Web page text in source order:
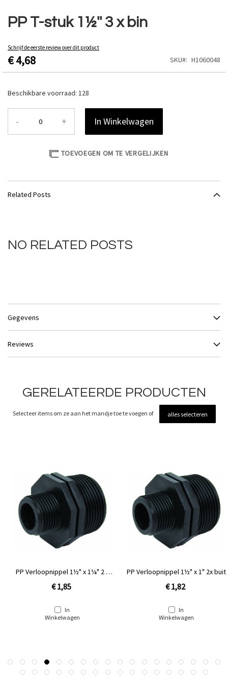
PP T-stuk 1½'' 3 x bin
Schrijf de eerste review over dit product
€ 4,68 SKU H1060048
Beschikbare voorraad: 128
- + In Winkelwagen
TOEVOEGEN OM TE VERGELIJKEN
naar
het
van
de
afbeeldingen-
Related Posts
NO RELATED POSTS
Gegevens
Reviews
GERELATEERDE PRODUCTEN
Selecteer items om ze aan het mandje toe te voegen of alles selecteren
PP Verloopnippel 1½" x 1¼" 2 x
€ 1,85
In
Winkelwagen
PP Verloopnippel 1½" x 1" 2x buit
€ 1,82
In
Winkelwagen